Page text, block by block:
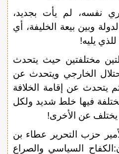
نفسه، لم يأت بجديد،
وبين بيعة الخليفة، أي
يليه!
مختلفتين حيث يتحدث
الخارجي ويتحدث عن
يتحدث عن إقامة الخلافة
فيها خلط شديد ولكل
يختلف عن الأخرى!
حزب التحرير عطاء بن
السياسي والصراع